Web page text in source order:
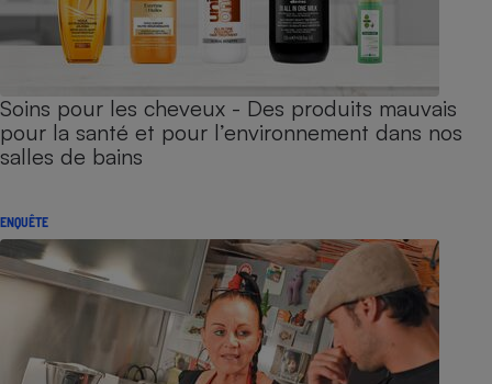
Soins pour les cheveux - Des produits mauvais
pour la santé et pour l’environnement dans nos
salles de bains
ENQUÊTE